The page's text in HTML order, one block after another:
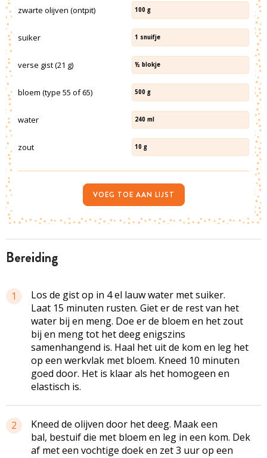
bereiding
1
Los de gist op in 4 el lauw water met suiker.
Laat 15 minuten rusten. Giet er de rest van het
water bij en meng. Doe er de bloem en het zout
bij en meng tot het deeg enigszins
samenhangend is. Haal het uit de kom en leg het
op een werkvlak met bloem. Kneed 10 minuten
goed door. Het is klaar als het homogeen en
elastisch is.
2
Kneed de olijven door het deeg. Maak een
bal, bestuif die met bloem en leg in een kom. Dek
af met een vochtige doek en zet 3 uur op een
zwarte olijven (ontpit) 100 g
suiker 1 snuifje
verse gist (21 g) ½ blokje
bloem (type 55 of 65) 500 g
water 240 ml
zout 10 g
VOEG TOE AAN LIJST